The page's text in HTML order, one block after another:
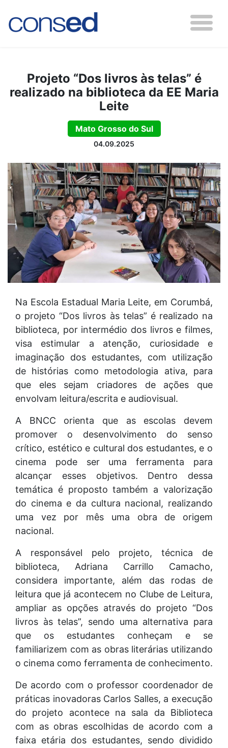
Projeto “Dos livros às telas” é
realizado na biblioteca da EE Maria
Leite
Mato Grosso do Sul
04.09.2025
Na Escola Estadual Maria Leite, em Corumbá,
o projeto “Dos livros às telas” é realizado na
biblioteca, por intermédio dos livros e filmes,
visa estimular a atenção, curiosidade e
imaginação dos estudantes, com utilização
de histórias como metodologia ativa, para
que eles sejam criadores de ações que
envolvam leitura/escrita e audiovisual.
A BNCC orienta que as escolas devem
promover o desenvolvimento do senso
crítico, estético e cultural dos estudantes, e o
cinema pode ser uma ferramenta para
alcançar esses objetivos. Dentro dessa
temática é proposto também a valorização
do cinema e da cultura nacional, realizando
uma vez por mês uma obra de origem
nacional.
A responsável pelo projeto, técnica de
biblioteca, Adriana Carrillo Camacho,
considera importante, além das rodas de
leitura que já acontecem no Clube de Leitura,
ampliar as opções através do projeto “Dos
livros às telas”, sendo uma alternativa para
que os estudantes conheçam e se
familiarizem com as obras literárias utilizando
o cinema como ferramenta de conhecimento.
De acordo com o professor coordenador de
práticas inovadoras Carlos Salles, a execução
do projeto acontece na sala da Biblioteca
com as obras escolhidas de acordo com a
faixa etária dos estudantes, sendo dividido